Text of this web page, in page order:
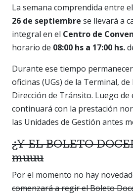
La semana comprendida entre el
26 de septiembre se llevará a
integral en el Centro de
horario de 08:00 hs a 17:00 hs.
Durante ese tiempo
oficinas (UGs) de la Terminal, de
Dirección de Tránsito. Luego de
continuará con la prestación
las Unidades de Gestión antes
¿Y EL BOLETO
muuu
Por el momento no hay
comenzará a regir el Boleto